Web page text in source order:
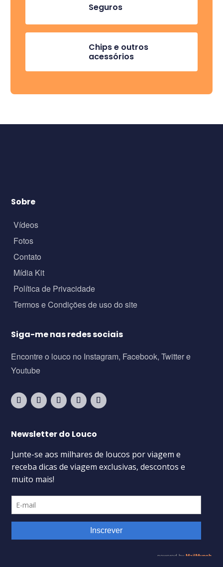
Seguros
Chips e outros
acessórios
Sobre
Vídeos
Fotos
Contato
Mídia Kit
Política de Privacidade
Termos e Condições de uso do site
Siga-me nas redes sociais
Encontre o louco no Instagram, Facebook, Twitter e
Youtube
Newsletter do Louco